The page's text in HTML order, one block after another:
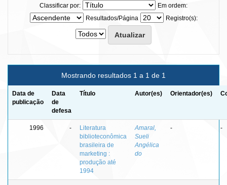
Classificar por:
Em ordem:
Resultados/Página
Registro(s):
Mostrando resultados 1 a 1 de 1
Data de
publicação
Data
de
defesa
Título Autor(es) Orientador(es)
1996 -
Literatura
biblioteconômica
brasileira de
marketing :
produção até
1994
Amaral,
Sueli
Angélica
do
- -